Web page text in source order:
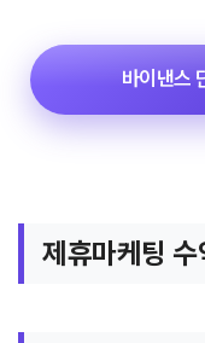
바이낸스
제휴마케팅